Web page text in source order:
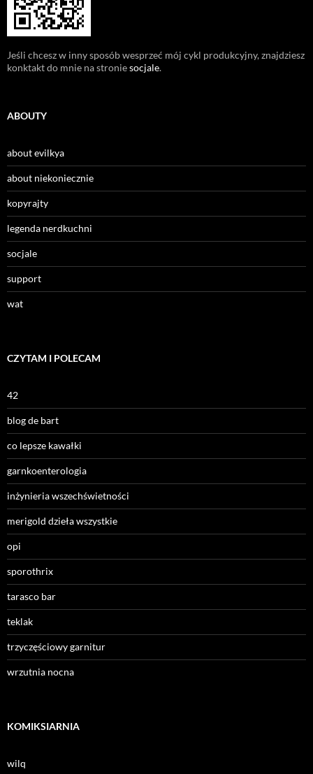
Jeśli chcesz w inny sposób wesprzeć mój cykl produkcyjny, znajdziesz
konktakt do mnie na stroniesocjale.
ABOUTY
about evilkya
about niekoniecznie
kopyrajty
legenda nerdkuchni
socjale
support
wat
CZYTAM I POLECAM
42
blog de bart
co lepsze kawałki
garnkoenterologia
inżynieria wszechświetności
merigold dzieła wszystkie
opi
sporothrix
tarasco bar
teklak
trzyczęściowy garnitur
wrzutnia nocna
KOMIKSIARNIA
wilq